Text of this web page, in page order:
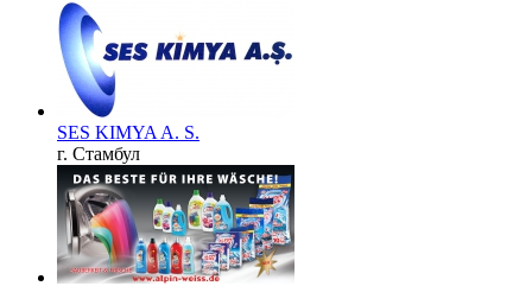
SES KIMYA A. S.
г. Стамбул